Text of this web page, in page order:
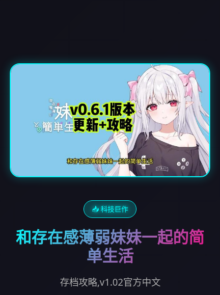
📥 科技巨作
和存在感薄弱妹妹一起的简
单生活
存档攻略,v1.02官方中文